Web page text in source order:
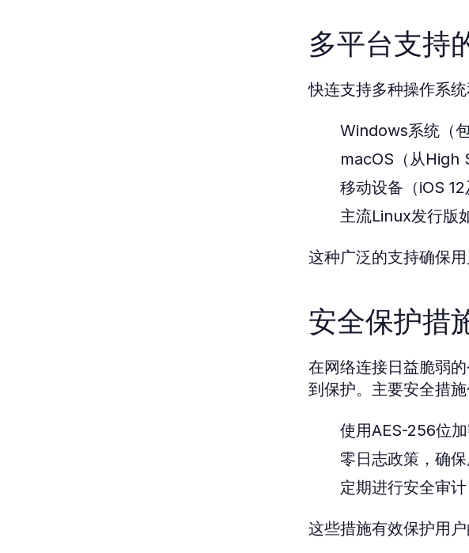
多平台支持
快连支持多种操作系
Windows系统（
macOS（从High
移动设备（iOS
主流Linux发行版
这种广泛的支持确保
安全保护措
在网络连接日益脆弱
到保护。主要安全措施
使用AES-256位
零日志政策，确
定期进行安全审
这些措施有效保护用